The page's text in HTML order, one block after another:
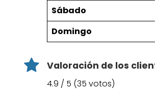
Sábado
Domingo
Valoración de los
4.9 / 5 (35 votos)